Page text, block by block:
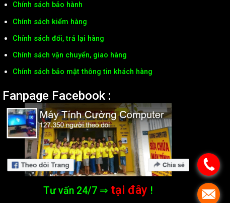
Chính sách bảo hành
Chính sách kiểm hàng
Chính sách đổi, trả lại hàng
Chính sách vận chuyển, giao hàng
Chính sách bảo mật thông tin khách hàng
Fanpage Facebook :
Tư vấn 24/7 ⇒ tại đây !